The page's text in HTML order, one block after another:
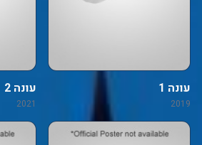
עונה 1
2019
עונה 2
2021